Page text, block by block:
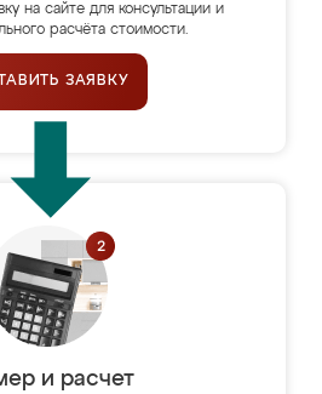
на сайте для консультации и
расчёта стоимости.
ЗАЯВКУ
и расчет